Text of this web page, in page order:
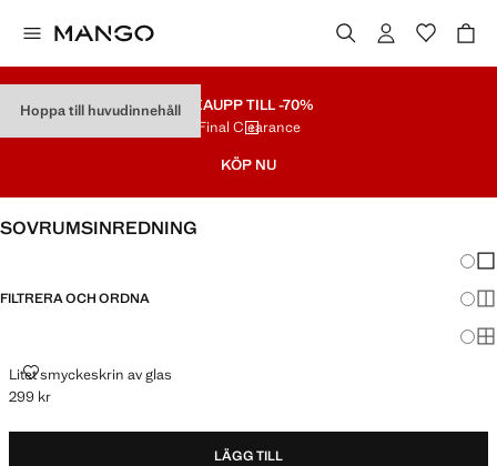
Hoppa till huvudinnehåll REAUPP TILL -70%
Final Clearance
KÖP NU
SOVRUMSINREDNING
FILTRERA OCH ORDNA
Litet smyckeskrin av glas
LITET SMYCKESKRIN AV GLAS
Gällande pris [299 kr ]
299 kr
LÄGG TILL